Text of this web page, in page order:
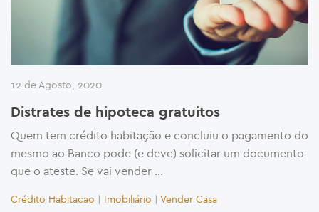
12 de Agosto, 2020
Distrates de hipoteca gratuitos
Quem tem crédito habitação e concluiu o pagamento do
mesmo ao Banco pode (e deve) solicitar um documento
que o ateste. Se vai vender …
Crédito Habitacao | Imobiliário | Vender Casa